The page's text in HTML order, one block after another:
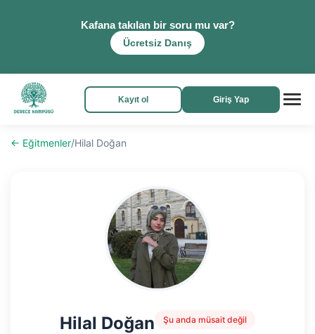
Kafana takılan bir soru mu var?
Ücretsiz Danış
Kayıt ol Giriş Yap
← Eğitmenler/Hilal Doğan
Hilal Doğan Şu anda müsait değil